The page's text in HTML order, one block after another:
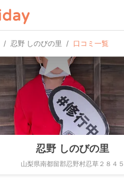
忍野 しのびの里 口コミ一覧
忍野 しのびの里
山梨県南都留郡忍野村忍草２８４５